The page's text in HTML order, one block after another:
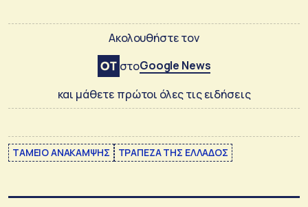
Ακολουθήστε τον
στοGoogle News
και μάθετε πρώτοι όλες τις ειδήσεις
ΤΑΜΕΙΟ ΑΝΑΚΑΜΨΗΣ ΤΡΑΠΕΖΑ ΤΗΣ ΕΛΛΑΔΟΣ